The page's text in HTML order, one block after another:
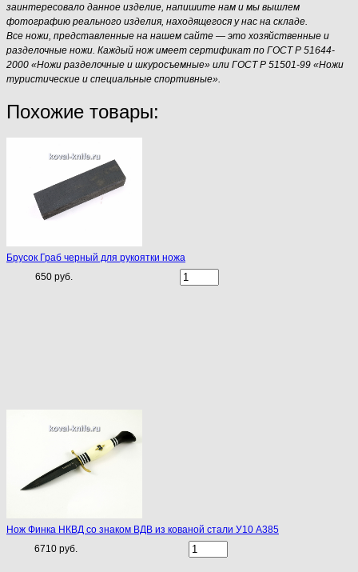
заинтересовало данное изделие, напишите нам и мы вышлем
фотографию реального изделия, находящегося у нас на складе.
Все ножи, представленные на нашем сайте — это хозяйственные и
разделочные ножи. Каждый нож имеет сертификат по ГОСТ Р 51644-
2000 «Ножи разделочные и шкуросъемные» или ГОСТ Р 51501-99 «Ножи
туристические и специальные спортивные».
Похожие товары:
Брусок Граб черный для рукоятки ножа
650 руб.
Нож Финка НКВД со знаком ВДВ из кованой стали У10 A385
6710 руб.